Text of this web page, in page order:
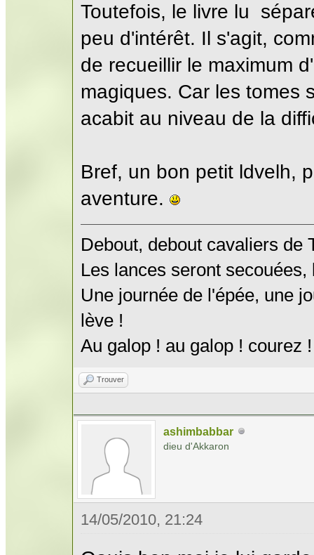
Toutefois, le livre lu
peu d'intérêt. Il s'agit,
de recueillir le maximum
magiques. Car les tomes
acabit au niveau de la
Bref, un bon petit ldvelh,
aventure.
Debout, debout cavaliers de
Les lances seront
Une journée de l'épée, une
lève !
Au galop ! au galop ! courez
Trouver
ashimbabbar
dieu d'Akkaron
14/05/2010, 21:24